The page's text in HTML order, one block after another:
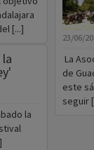
[...]
la
23/06/
La
de
este
seguir